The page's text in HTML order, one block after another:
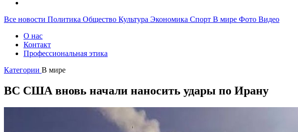
Все новости Политика Общество Культура Экономика Спорт В мире Фото Видео
О нас
Контакт
Профессиональная этика
Категории В мире
ВС США вновь начали наносить удары по Ирану